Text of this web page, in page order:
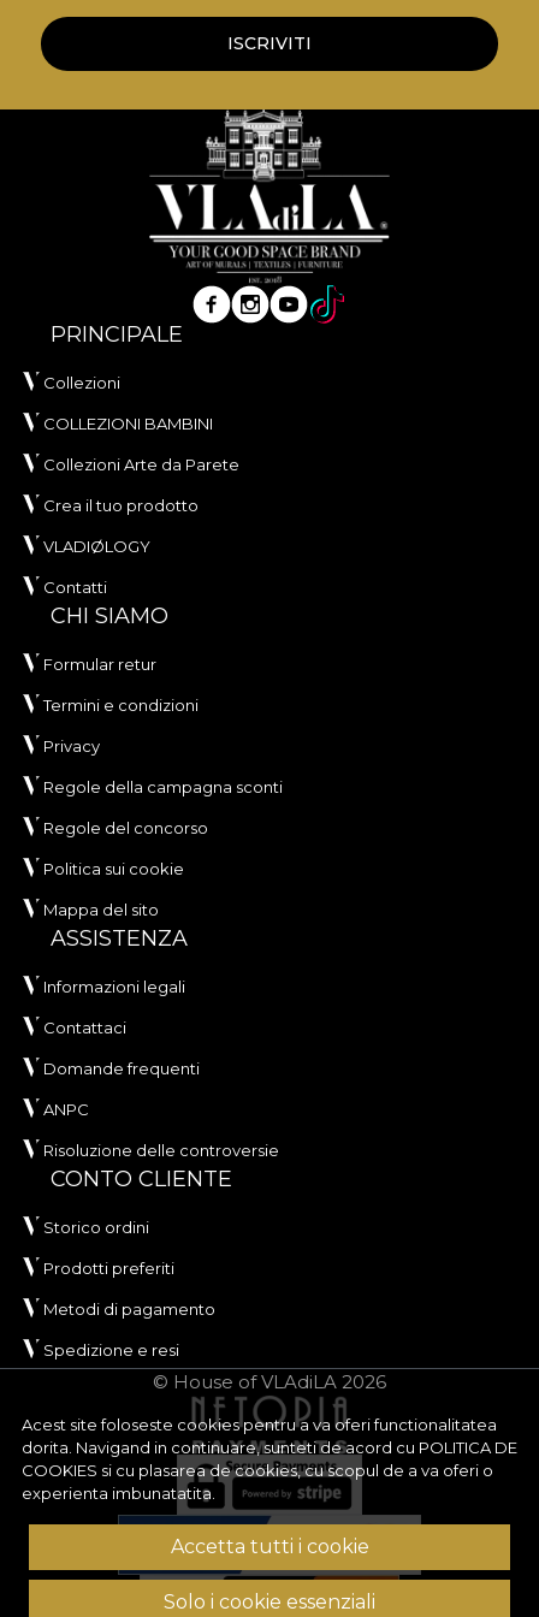
Acest site foloseste cookies pentru a va oferi functionalitatea
dorita. Navigand in continuare, sunteti de acord cu POLITICA DE
COOKIES si cu plasarea de cookies, cu scopul de a va oferi o
experienta imbunatatita.
Accetta tutti i cookie
Solo i cookie essenziali
ISCRIVITI
PRINCIPALE
Collezioni
COLLEZIONI BAMBINI
Collezioni Arte da Parete
Crea il tuo prodotto
VLADIØLOGY
Contatti
CHI SIAMO
Formular retur
Termini e condizioni
Privacy
Regole della campagna sconti
Regole del concorso
Politica sui cookie
Mappa del sito
ASSISTENZA
Informazioni legali
Contattaci
Domande frequenti
ANPC
Risoluzione delle controversie
CONTO CLIENTE
Storico ordini
Prodotti preferiti
Metodi di pagamento
Spedizione e resi
© House of VLAdiLA 2026